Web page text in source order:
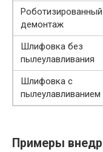
Роботизированный
демонтаж
Шлифовка без
пылеулавливания
Шлифовка с
пылеулавливанием
Примеры